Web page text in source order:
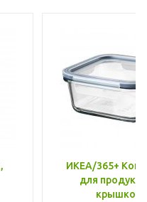
ИКЕА/365+
для
крышкой,